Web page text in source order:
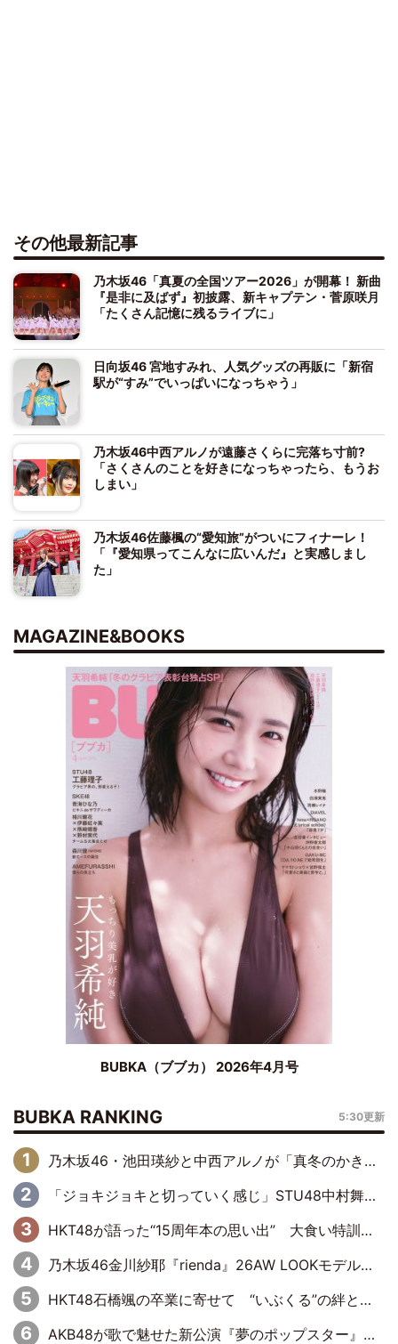
その他最新記事
乃木坂46「真夏の全国ツアー2026」が開幕！ 新曲
『是非に及ばず』初披露、新キャプテン・菅原咲月
「たくさん記憶に残るライブに」
日向坂46 宮地すみれ、人気グッズの再販に「新宿
駅が“すみ”でいっぱいになっちゃう」
乃木坂46中西アルノが遠藤さくらに完落ち寸前?
「さくさんのことを好きになっちゃったら、もうお
しまい」
乃木坂46佐藤楓の“愛知旅”がついにフィナーレ！
「『愛知県ってこんなに広いんだ』と実感しまし
た」
MAGAZINE&BOOKS
BUBKA（ブブカ） 2026年4月号
BUBKA RANKING 5:30更新
乃木坂46・池田瑛紗と中西アルノが「真冬のかき氷」騒動で火花散らす！ 因縁の裏にあるのは、逆境をともに“凌”ぐ似た者同士の絆
「ジョキジョキと切っていく感じ」STU48中村舞、新しい挑戦は自らの手で
HKT48が語った“15周年本の思い出” 大食い特訓・守護霊企画・制服グラビア…盛りだくさんの裏話
乃木坂46金川紗耶『rienda』26AW LOOKモデルに就任
HKT48石橋颯の卒業に寄せて “いぶくる”の絆と後輩・龍頭綺音の決意
AKB48が歌で魅せた新公演『夢のポップスター』 初日から全身全霊のステージ